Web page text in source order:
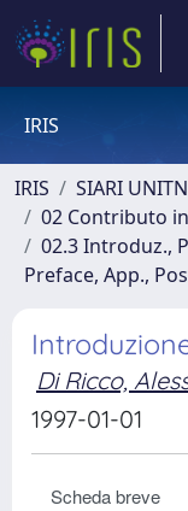
IRIS
IRIS
SIARI UNITN
02 Contributo
02.3 Introduz.,
Preface, App.,
Di Ricco,
1997-01-01
Scheda breve